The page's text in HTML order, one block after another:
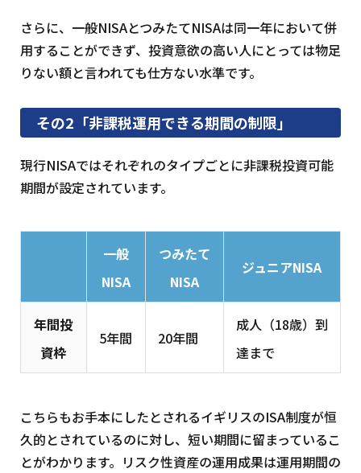
さらに、一般NISAとつみたてNISAは同一年において併
用することができず、投資意欲の高い人にとっては物足
りない額と言われても仕方ない水準です。
その2「非課税運用できる期間の制限」
現行NISAではそれぞれのタイプごとに非課税投資可能
期間が設定されています。
一般
NISA
つみたて
NISA
ジュニアNISA
年間投
資枠
5年間 20年間
成人（18歳）到
達まで
こちらもお手本にしたとされるイギリスのISA制度が恒
久的とされているのに対し、短い期間に留まっているこ
とがわかります。リスク性資産の運用成果は運用期間の